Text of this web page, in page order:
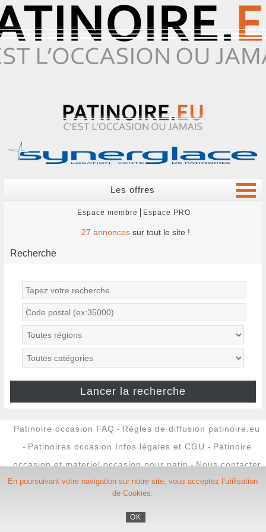
Les offres
Espace membre Espace PRO
27 annonces sur tout le site !
Recherche
Patinoire occasion FAQ - Règles de diffusion patinoire.eu
- Patinoires occasion Infos légales et CGU - Patinoire
occasion et materiel occasion pour patin-Nous contacter
Copyright ©Patinoire occasion Patinoire.eu/Script PAG
En poursuivant votre navigation sur notre site, vous acceptez l’utilisation
de Cookies.
OK